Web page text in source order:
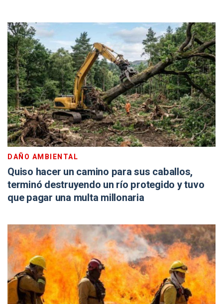
DAÑO AMBIENTAL
Quiso hacer un camino para sus caballos,
terminó destruyendo un río protegido y tuvo
que pagar una multa millonaria